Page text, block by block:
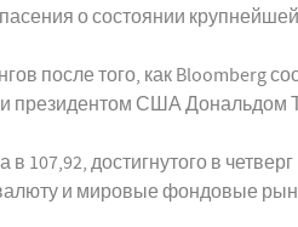
о состоянии
после того, как Bloomberg
и президентом США Дональдом
достигнутого в
и мировые фондовые